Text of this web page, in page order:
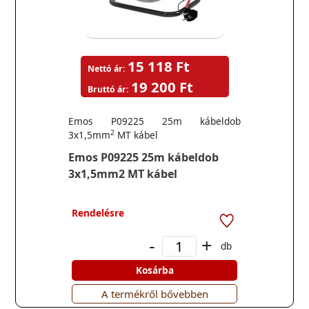
Emos P09225 25m kábeldob
3x1,5mm2 MT kábel
Emos P09225 25m kábeldob
3x1,5mm2 MT kábel
Nettó ár: 15 118 Ft
Bruttó ár: 19 200 Ft
Rendelésre
- +
db
Kosárba
A termékről bővebben